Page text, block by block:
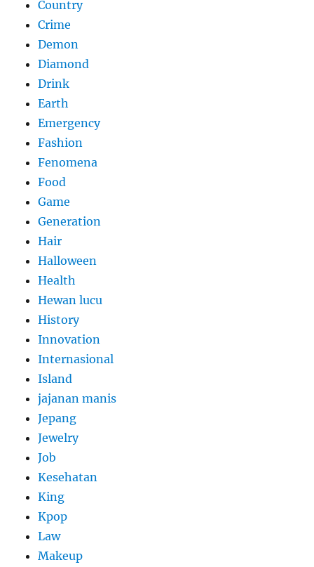
Country
Crime
Demon
Diamond
Drink
Earth
Emergency
Fashion
Fenomena
Food
Game
Generation
Hair
Halloween
Health
Hewan lucu
History
Innovation
Internasional
Island
jajanan manis
Jepang
Jewelry
Job
Kesehatan
King
Kpop
Law
Makeup